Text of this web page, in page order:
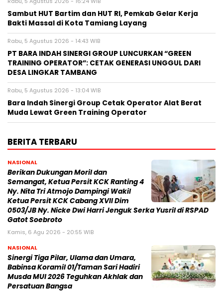
Sambut HUT Bartim dan HUT RI, Pemkab Gelar Kerja
Bakti Massal di Kota Tamiang Layang
Rabu, 5 Agustus 2026 - 14:43 WIB
PT BARA INDAH SINERGI GROUP LUNCURKAN “GREEN
TRAINING OPERATOR”: CETAK GENERASI UNGGUL DARI
DESA LINGKAR TAMBANG
Rabu, 5 Agustus 2026 - 13:04 WIB
Bara Indah Sinergi Group Cetak Operator Alat Berat
Muda Lewat Green Training Operator
BERITA TERBARU
NASIONAL
Berikan Dukungan Moril dan
Semangat, Ketua Persit KCK Ranting 4
Ny. Nita Tri Atmojo Dampingi Wakil
Ketua Persit KCK Cabang XVII Dim
0503/JB Ny. Nicke Dwi Harri Jenguk Serka Yusril di RSPAD
Gatot Soebroto
Kamis, 6 Agu 2026 - 20:55 WIB
NASIONAL
Sinergi Tiga Pilar, Ulama dan Umara,
Babinsa Koramil 01/Taman Sari Hadiri
Musda MUI 2026 Teguhkan Akhlak dan
Persatuan Bangsa